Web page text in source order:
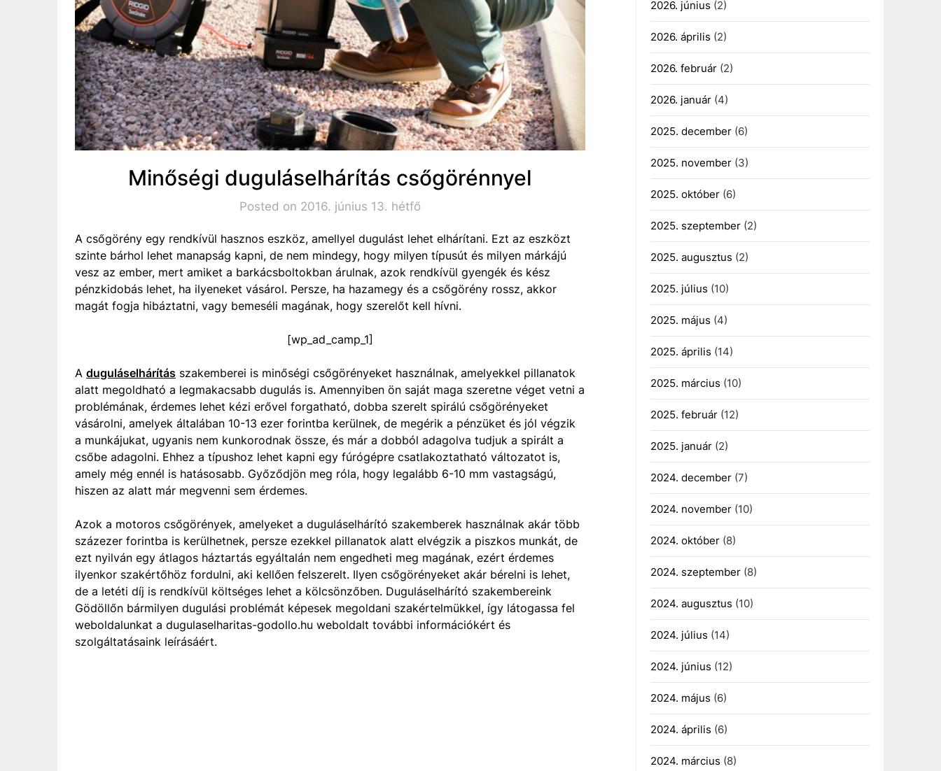
Minőségi duguláselhárítás csőgörénnyel
Posted on 2016. június 13. hétfő
A csőgörény egy rendkívül hasznos eszköz, amellyel dugulást lehet elhárítani. Ezt az eszközt
szinte bárhol lehet manapság kapni, de nem mindegy, hogy milyen típusút és milyen márkájú
vesz az ember, mert amiket a barkácsboltokban árulnak, azok rendkívül gyengék és kész
pénzkidobás lehet, ha ilyeneket vásárol. Persze, ha hazamegy és a csőgörény rossz, akkor
magát fogja hibáztatni, vagy bemeséli magának, hogy szerelőt kell hívni.
[wp_ad_camp_1]
A duguláselhárítás szakemberei is minőségi csőgörényeket használnak, amelyekkel pillanatok
alatt megoldható a legmakacsabb dugulás is. Amennyiben ön saját maga szeretne véget vetni a
problémának, érdemes lehet kézi erővel forgatható, dobba szerelt spirálú csőgörényeket
vásárolni, amelyek általában 10-13 ezer forintba kerülnek, de megérik a pénzüket és jól végzik
a munkájukat, ugyanis nem kunkorodnak össze, és már a dobból adagolva tudjuk a spirált a
csőbe adagolni. Ehhez a típushoz lehet kapni egy fúrógépre csatlakoztatható változatot is,
amely még ennél is hatásosabb. Győződjön meg róla, hogy legalább 6-10 mm vastagságú,
hiszen az alatt már megvenni sem érdemes.
Azok a motoros csőgörények, amelyeket a duguláselhárító szakemberek használnak akár több
százezer forintba is kerülhetnek, persze ezekkel pillanatok alatt elvégzik a piszkos munkát, de
ezt nyilván egy átlagos háztartás egyáltalán nem engedheti meg magának, ezért érdemes
ilyenkor szakértőhöz fordulni, aki kellően felszerelt. Ilyen csőgörényeket akár bérelni is lehet,
de a letéti díj is rendkívül költséges lehet a kölcsönzőben. Duguláselhárító szakembereink
Gödöllőn bármilyen dugulási problémát képesek megoldani szakértelmükkel, így látogassa fel
weboldalunkat a dugulaselharitas-godollo.hu weboldalt további információkért és
szolgáltatásaink leírásáért.
2026. június (2)
2026. április (2)
2026. február(2)
2026. január(4)
2025. december(6)
2025. november(3)
2025. október(6)
2025. szeptember(2)
2025. augusztus (2)
2025. július (10)
2025. május (4)
2025. április (14)
2025. március (10)
2025. február(12)
2025. január(2)
2024. december(7)
2024. november(10)
2024. október(8)
2024. szeptember(8)
2024. augusztus (10)
2024. július (14)
2024. június (12)
2024. május (6)
2024. április (6)
2024. március (8)